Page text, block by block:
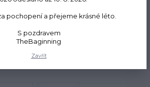
beauty
case
pochopení a přejeme krásné léto.
S pozdravem
TheBaginning
Zavřít